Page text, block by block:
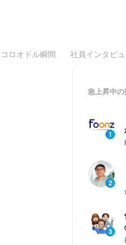
ロオドル瞬間 社員インタビ
急上昇中
1
2
3